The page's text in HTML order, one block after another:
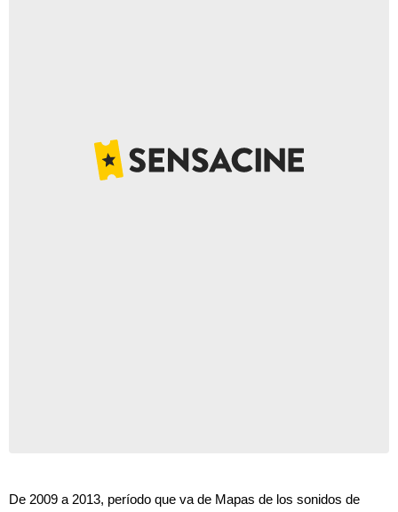
De 2009 a 2013, período que va de Mapas de los sonidos de